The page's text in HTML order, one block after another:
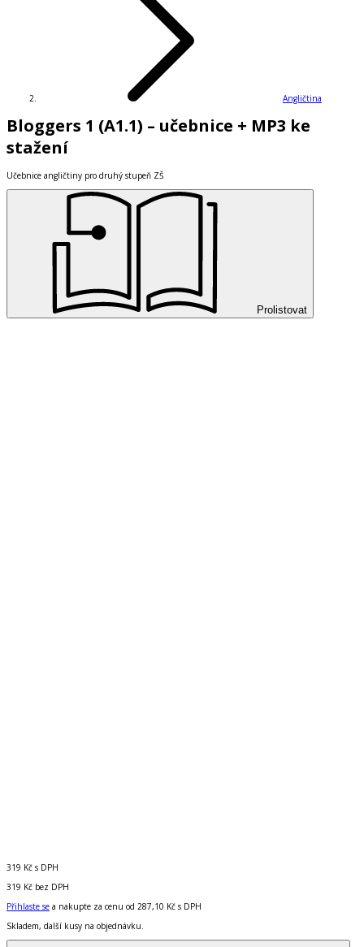
Angličtina
Bloggers 1 (A1.1) – učebnice + MP3 ke
stažení
Učebnice angličtiny pro druhý stupeň ZŠ
Prolistovat
319 Kč s DPH
319 Kč bez DPH
Přihlaste se a nakupte za cenu od 287,10 Kč s DPH
Skladem, další kusy na objednávku.